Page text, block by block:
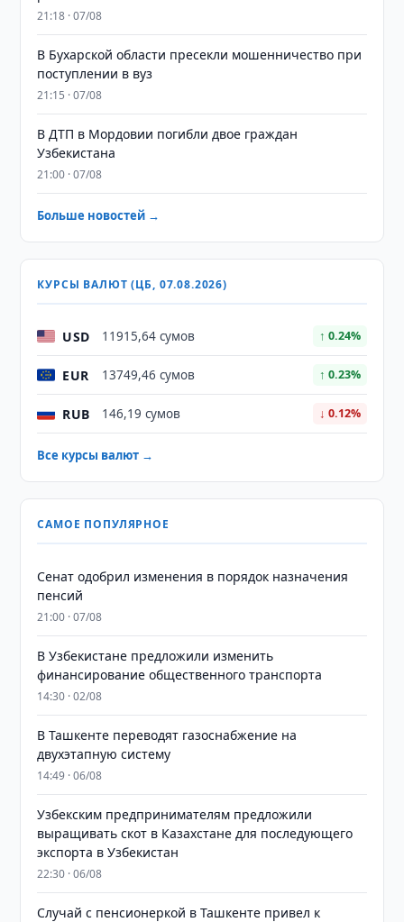
21:18 · 07/08
В Бухарской области пресекли мошенничество при
поступлении в вуз
21:15 · 07/08
В ДТП в Мордовии погибли двое граждан
Узбекистана
21:00 · 07/08
Больше новостей →
КУРСЫ ВАЛЮТ (ЦБ, 07.08.2026)
USD 11915,64 сумов ↑ 0.24%
EUR 13749,46 сумов ↑ 0.23%
RUB 146,19 сумов ↓ 0.12%
Все курсы валют →
САМОЕ ПОПУЛЯРНОЕ
Сенат одобрил изменения в порядок назначения
пенсий
21:00 · 07/08
В Узбекистане предложили изменить
финансирование общественного транспорта
14:30 · 02/08
В Ташкенте переводят газоснабжение на
двухэтапную систему
14:49 · 06/08
Узбекским предпринимателям предложили
выращивать скот в Казахстане для последующего
экспорта в Узбекистан
22:30 · 06/08
Случай с пенсионеркой в Ташкенте привел к